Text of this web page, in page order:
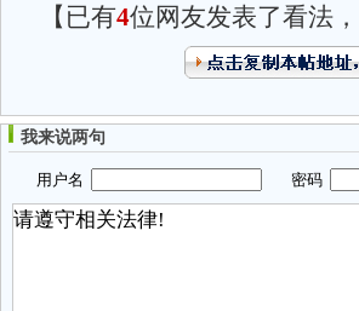
【已有4位网友发表了看法，
我来说两句
用户名 密码